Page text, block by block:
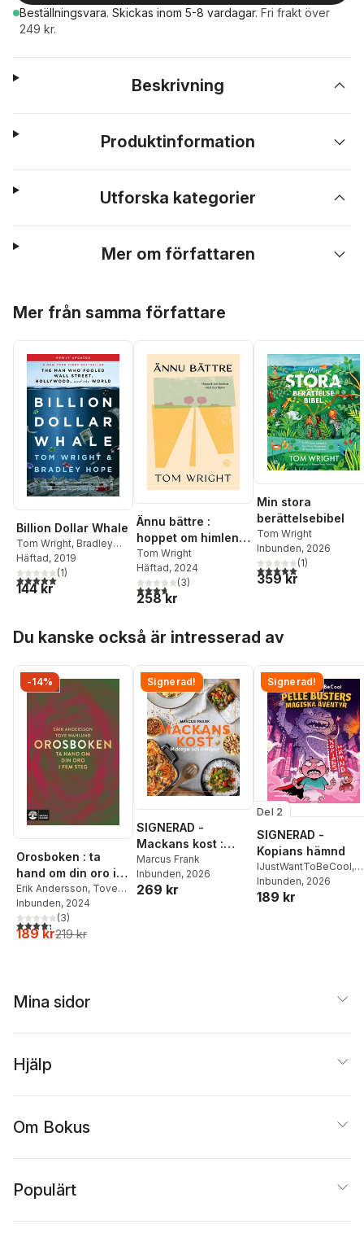
Beställningsvara. Skickas inom 5-8 vardagar. Fri frakt över
249 kr.
Beskrivning
Produktinformation
Utforska kategorier
Mer om författaren
Mer från samma författare
Billion Dollar Whale
Tom Wright, Bradley
Hope
Häftad, 2019
5,0utav 5 stjärnor. Totalt antal röster:
(1)
144 kr
Ännu bättre :
hoppet om himlen
med nya ögon
Tom Wright
Häftad, 2024
3,7utav 5 stjärnor. Totalt antal röster:
(3)
258 kr
Min stora
berättelsebibel
Tom Wright
Inbunden, 2026
5,0utav 5 stjärnor.
(1)
359 kr
Du kanske också är intresserad av
-14%
Orosboken : ta
hand om din oro i
fem steg
Erik Andersson, Tove
Wahlund
Inbunden, 2024
4,3utav 5 stjärnor. Totalt antal röster:
(3)
189 kr219 kr
Signerad!
SIGNERAD -
Mackans kost :
Middagar och
matlådor
Marcus Frank
Inbunden, 2026
269 kr
Signerad!
Del 2
SIGNERAD -
Kopians hämnd
IJustWantToBeCool,
Joel Adolphson
Ejdemo Beer
Inbunden, 2026
189 kr
Mina sidor
Hjälp
Om Bokus
Populärt